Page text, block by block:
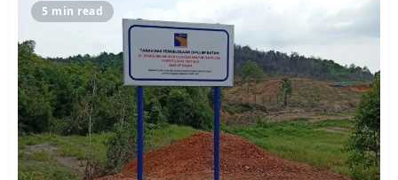
5
1
Pemko Batam Tegaskan RT dan
RW bukan Petugas Pendataan
dan Pemungutan Pajak
AGUSTUS 1, 2026 0
5 min read